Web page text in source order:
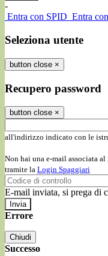
-
Entra con SPID Entra
Seleziona utente
button close ×
Recupero password
button close ×
all'indirizzo indicato con le
Non hai una e-mail associata
tramite la Login Spaggiari
E-mail inviata, si prega di
Errore
Chiudi
Successo